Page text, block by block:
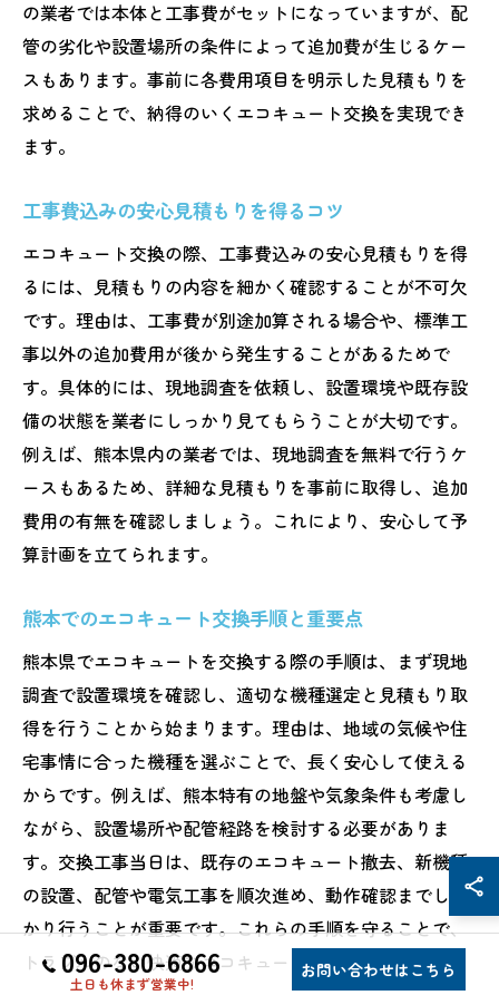
の業者では本体と工事費がセットになっていますが、配
管の劣化や設置場所の条件によって追加費が生じるケー
スもあります。事前に各費用項目を明示した見積もりを
求めることで、納得のいくエコキュート交換を実現でき
ます。
工事費込みの安心見積もりを得るコツ
エコキュート交換の際、工事費込みの安心見積もりを得
るには、見積もりの内容を細かく確認することが不可欠
です。理由は、工事費が別途加算される場合や、標準工
事以外の追加費用が後から発生することがあるためで
す。具体的には、現地調査を依頼し、設置環境や既存設
備の状態を業者にしっかり見てもらうことが大切です。
例えば、熊本県内の業者では、現地調査を無料で行うケ
ースもあるため、詳細な見積もりを事前に取得し、追加
費用の有無を確認しましょう。これにより、安心して予
算計画を立てられます。
熊本でのエコキュート交換手順と重要点
熊本県でエコキュートを交換する際の手順は、まず現地
調査で設置環境を確認し、適切な機種選定と見積もり取
得を行うことから始まります。理由は、地域の気候や住
宅事情に合った機種を選ぶことで、長く安心して使える
からです。例えば、熊本特有の地盤や気象条件も考慮し
ながら、設置場所や配管経路を検討する必要がありま
す。交換工事当日は、既存のエコキュート撤去、新機種
の設置、配管や電気工事を順次進め、動作確認までしっ
かり行うことが重要です。これらの手順を守ることで、
トラブルのない快適なエコキュート生活が叶います。
096-380-6866
土日も休まず営業中!
お問い合わせはこちら